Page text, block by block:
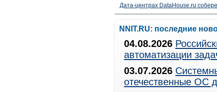
Дата-центрах DataHouse.ru
NNIT.RU: последние
04.08.2026
автоматизации
03.07.2026
отечественные ОС